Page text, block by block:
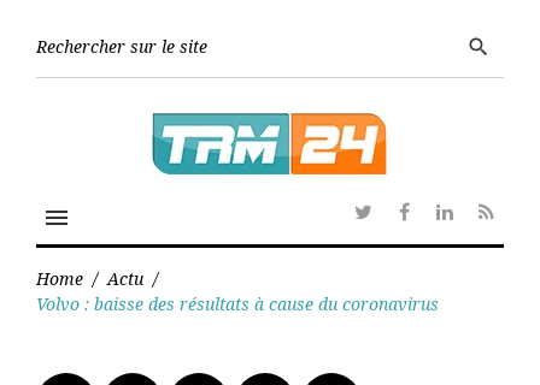
search
menu
TwitterFacebook
Linkedin
RSS
Home / Actu /
Volvo : baisse des résultats à cause du coronavirus